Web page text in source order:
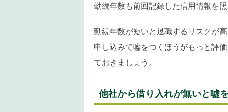
勤続年数も前回記録した信用情報を
勤続年数が短いと退職するリスクが
申し込みで嘘をつくほうがもっと評
ておきましょう。
他社から借り入れが無いと嘘